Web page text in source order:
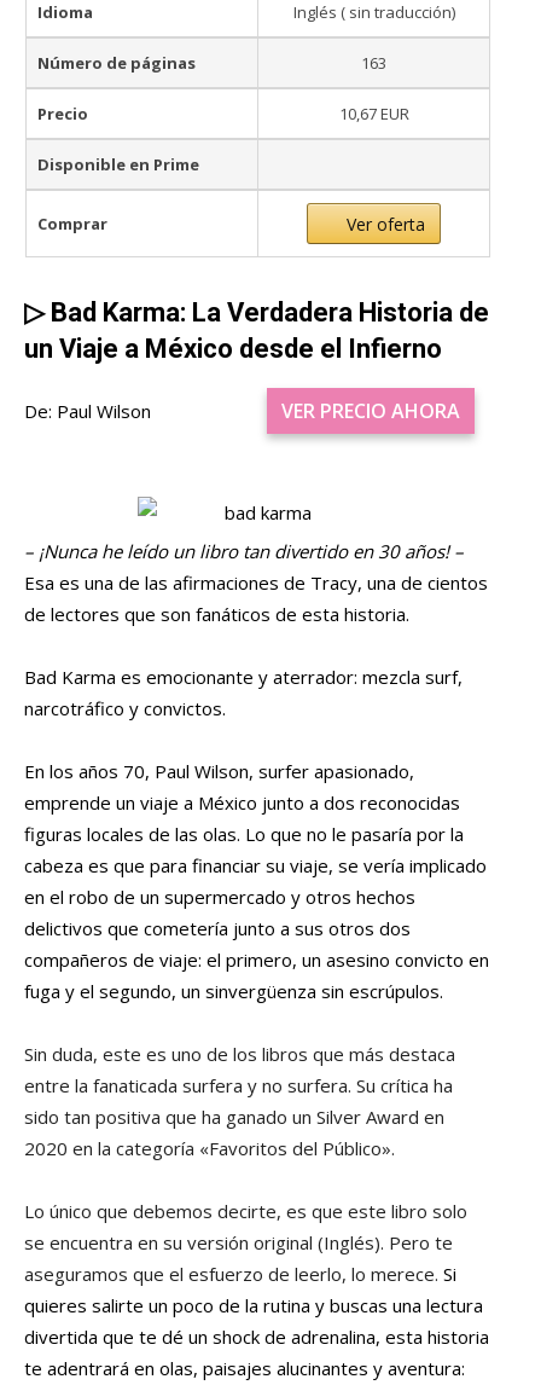
Idioma Inglés ( sin traducción)
Número de páginas 163
Precio 10,67 EUR
Disponible en Prime
Comprar Ver oferta
▷Bad Karma: La Verdadera Historia de
un Viaje a México desde el Infierno
De: Paul Wilson VER PRECIO AHORA
– ¡Nunca he leído un libro tan divertido en 30 años! –
Esa es una de las afirmaciones de Tracy, una de cientos
de lectores que son fanáticos de esta historia.
Bad Karma es emocionante y aterrador: mezcla surf,
narcotráfico y convictos.
En los años 70, Paul Wilson, surfer apasionado,
emprende un viaje a México junto a dos reconocidas
figuras locales de las olas. Lo que no le pasaría por la
cabeza es que para financiar su viaje, se vería implicado
en el robo de un supermercado y otros hechos
delictivos que cometería junto a sus otros dos
compañeros de viaje: el primero, un asesino convicto en
fuga y el segundo, un sinvergüenza sin escrúpulos.
Sin duda, este es uno de los libros que más destaca
entre la fanaticada surfera y no surfera. Su crítica ha
sido tan positiva que ha ganado un Silver Award en
2020 en la categoría «Favoritos del Público».
Lo único que debemos decirte, es que este libro solo
se encuentra en su versión original (Inglés). Pero te
aseguramos que el esfuerzo de leerlo, lo merece. Si
quieres salirte un poco de la rutina y buscas una lectura
divertida que te dé un shock de adrenalina, esta historia
te adentrará en olas, paisajes alucinantes y aventura: